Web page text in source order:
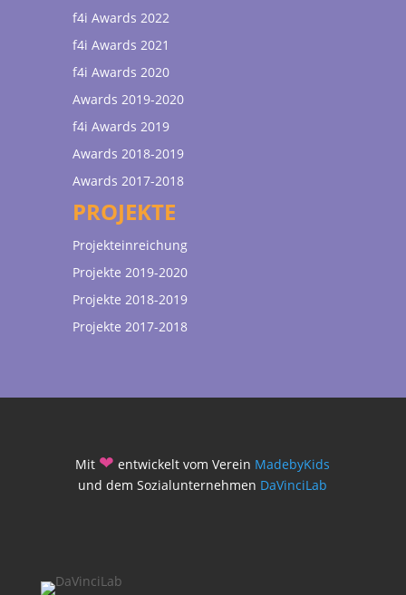
f4i Awards 2022
f4i Awards 2021
f4i Awards 2020
Awards 2019-2020
f4i Awards 2019
Awards 2018-2019
Awards 2017-2018
PROJEKTE
Projekteinreichung
Projekte 2019-2020
Projekte 2018-2019
Projekte 2017-2018
Mit ❤ entwickelt vom Verein MadebyKids
und dem Sozialunternehmen DaVinciLab